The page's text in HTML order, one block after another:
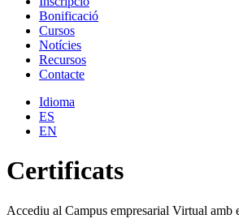
Bonificació
Cursos
Notícies
Recursos
Contacte
Idioma
ES
EN
Certificats
Accediu al Campus empresarial Virtual amb